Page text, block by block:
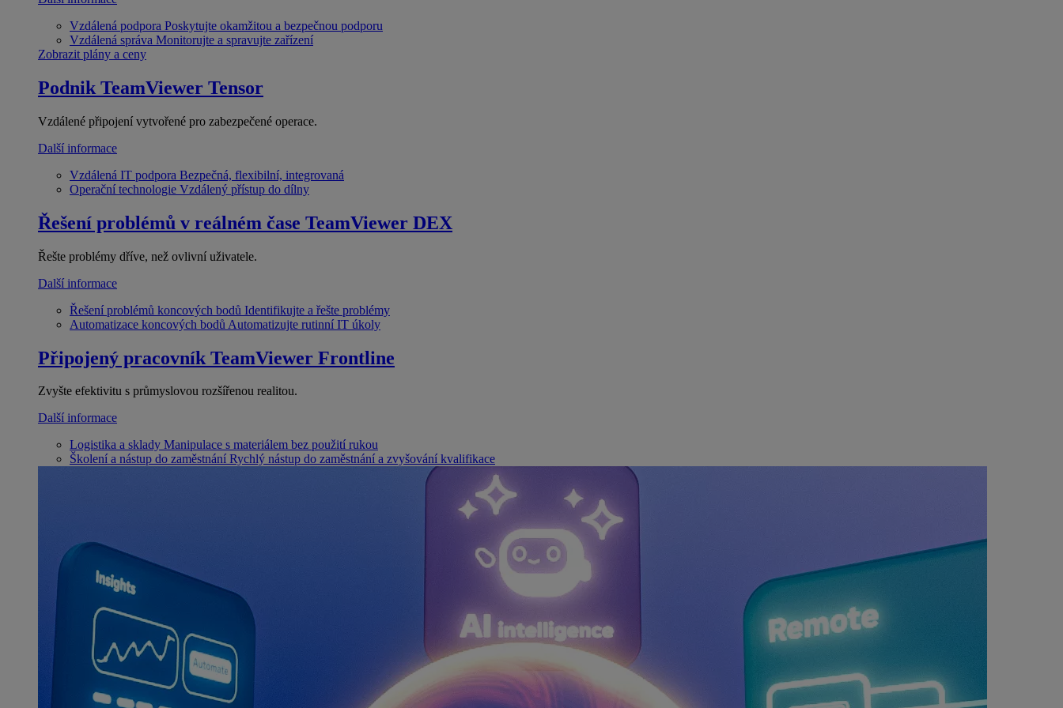
Vzdálená podpora Poskytujte okamžitou a bezpečnou podporu
Vzdálená správa Monitorujte a spravujte zařízení
Zobrazit plány a ceny
Podnik TeamViewer Tensor
Vzdálené připojení vytvořené pro zabezpečené operace.
Další informace
Vzdálená IT podpora Bezpečná, flexibilní, integrovaná
Operační technologie Vzdálený přístup do dílny
Řešení problémů v reálném čase TeamViewer DEX
Řešte problémy dříve, než ovlivní uživatele.
Další informace
Řešení problémů koncových bodů Identifikujte a řešte problémy
Automatizace koncových bodů Automatizujte rutinní IT úkoly
Připojený pracovník TeamViewer Frontline
Zvyšte efektivitu s průmyslovou rozšířenou realitou.
Další informace
Logistika a sklady Manipulace s materiálem bez použití rukou
Školení a nástup do zaměstnání Rychlý nástup do zaměstnání a zvyšování kvalifikace